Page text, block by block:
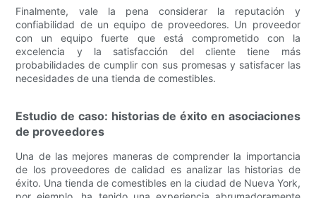
Finalmente, vale la pena considerar la reputación y
confiabilidad de un equipo de proveedores. Un proveedor
con un equipo fuerte que está comprometido con la
excelencia y la satisfacción del cliente tiene más
probabilidades de cumplir con sus promesas y satisfacer las
necesidades de una tienda de comestibles.
Estudio de caso: historias de éxito en asociaciones
de proveedores
Una de las mejores maneras de comprender la importancia
de los proveedores de calidad es analizar las historias de
éxito. Una tienda de comestibles en la ciudad de Nueva York,